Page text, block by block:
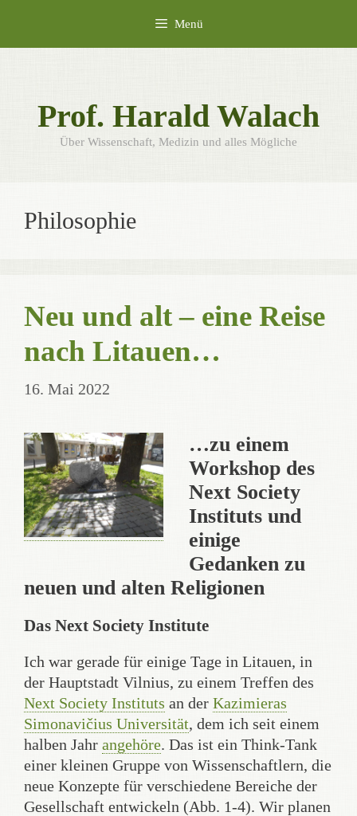
springen
Menü
Prof. Harald Walach
Über Wissenschaft, Medizin und alles Mögliche
Philosophie
Neu und alt – eine Reise
nach Litauen…
16. Mai 2022
…zu einem
Workshop des
Next Society
Instituts und
einige
Gedanken zu
neuen und alten Religionen
Das Next Society Institute
Ich war gerade für einige Tage in Litauen, in
der Hauptstadt Vilnius, zu einem Treffen des
Next Society Instituts an der Kazimieras
Simonavičius Universität, dem ich seit einem
halben Jahr angehöre. Das ist ein Think-Tank
einer kleinen Gruppe von Wissenschaftlern, die
neue Konzepte für verschiedene Bereiche der
Gesellschaft entwickeln (Abb. 1-4). Wir planen